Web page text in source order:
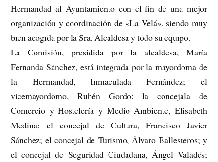
Hermandad al Ayuntamiento con el fin de una mejor
organización y coordinación de «La Velá», siendo muy
bien acogida por la Sra. Alcaldesa y todo su equipo.
La Comisión, presidida por la alcaldesa, María
Fernanda Sánchez, está integrada por la mayordoma de
la Hermandad, Inmaculada Fernández; el
vicemayordomo, Rubén Gordo; la concejala de
Comercio y Hostelería y Medio Ambiente, Elisabeth
Medina; el concejal de Cultura, Francisco Javier
Sánchez; el concejal de Turismo, Álvaro Ballesteros; y
el concejal de Seguridad Ciudadana, Ángel Valadés;